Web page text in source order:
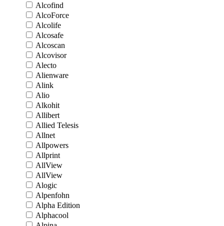
Alcofind
AlcoForce
Alcolife
Alcosafe
Alcoscan
Alcovisor
Alecto
Alienware
Alink
Alio
Alkohit
Allibert
Allied Telesis
Allnet
Allpowers
Allprint
AllView
AllView
Alogic
Alpenfohn
Alpha Edition
Alphacool